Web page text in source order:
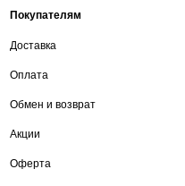
Покупателям
Доставка
Оплата
Обмен и возврат
Акции
Оферта